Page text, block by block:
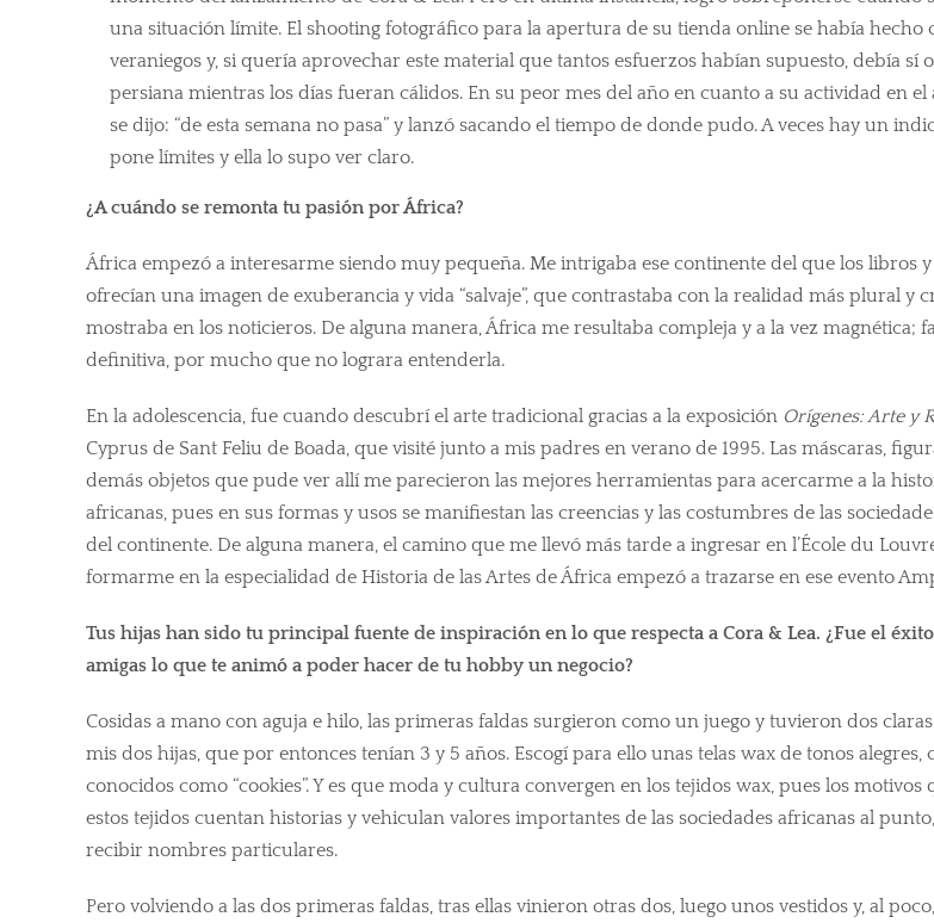
una situación límite. El shooting fotográfico para la apertura de su tienda online se había hecho
veraniegos y, si quería aprovechar este material que tantos esfuerzos habían supuesto, debía sí
persiana mientras los días fueran cálidos. En su peor mes del año en cuanto a su actividad en
se dijo: “de esta semana no pasa” y lanzó sacando el tiempo de donde pudo. A veces hay un
pone límites y ella lo supo ver claro.
¿A cuándo se remonta tu pasión por África?
África empezó a interesarme siendo muy pequeña. Me intrigaba ese continente del que los libros y
ofrecían una imagen de exuberancia y vida “salvaje”, que contrastaba con la realidad más plural y
mostraba en los noticieros. De alguna manera, África me resultaba compleja y a la vez magnética;
definitiva, por mucho que no lograra entenderla.
En la adolescencia, fue cuando descubrí el arte tradicional gracias a la exposición Orígenes: Arte y
Cyprus de Sant Feliu de Boada, que visité junto a mis padres en verano de 1995. Las máscaras,
demás objetos que pude ver allí me parecieron las mejores herramientas para acercarme a la
africanas, pues en sus formas y usos se manifiestan las creencias y las costumbres de las
del continente. De alguna manera, el camino que me llevó más tarde a ingresar en l’École du
formarme en la especialidad de Historia de las Artes de África empezó a trazarse en ese evento
Tus hijas han sido tu principal fuente de inspiración en lo que respecta a Cora & Lea. ¿Fue el
amigas lo que te animó a poder hacer de tu hobby un negocio?
Cosidas a mano con aguja e hilo, las primeras faldas surgieron como un juego y tuvieron dos
mis dos hijas, que por entonces tenían 3 y 5 años. Escogí para ello unas telas wax de tonos alegres,
conocidos como “cookies”. Y es que moda y cultura convergen en los tejidos wax, pues los motivos
estos tejidos cuentan historias y vehiculan valores importantes de las sociedades africanas al
recibir nombres particulares.
Pero volviendo a las dos primeras faldas, tras ellas vinieron otras dos, luego unos vestidos y, al